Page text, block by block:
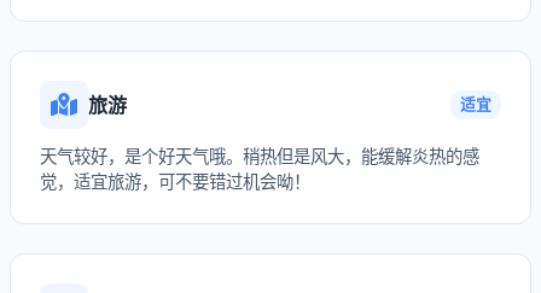
旅游 适宜
天气较好，是个好天气哦。稍热但是风大，能缓解炎热的感
觉，适宜旅游，可不要错过机会呦！